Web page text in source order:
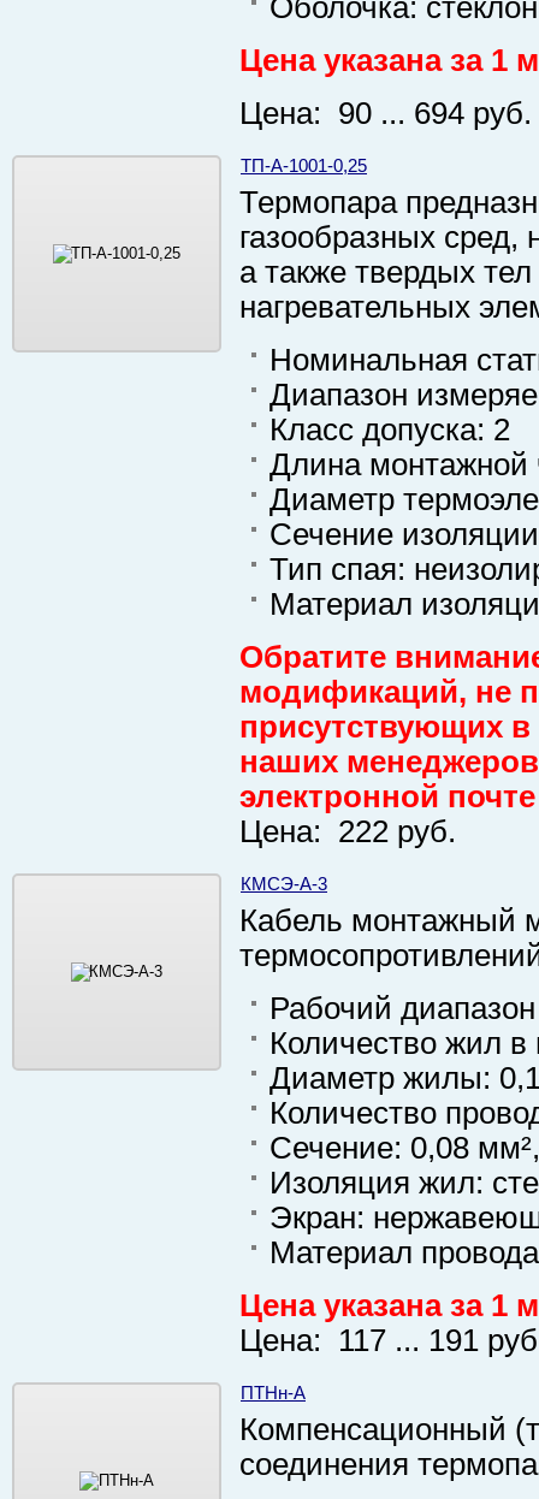
Оболочка:
Цена указана за 1 м
Цена: 90 ... 694 руб.
ТП-А-1001-0,25
Термопара
газообразных сред,
а также твердых
нагревательных
Номинальная
Диапазон
Класс допуска: 2
Длина монтажной
Диаметр
Сечение
Тип спая:
Материал
Обратите
модификаций, не
присутствующих
наших менеджеров
электронной
Цена: 222 руб.
КМСЭ-А-3
Кабель монтажный
Рабочий
Количество жил в
Диаметр жилы:
Количество
Сечение: 0,08
Изоляция жил:
Экран:
Материал
Цена указана за 1 м
Цена: 117 ... 191
ПТНн-А
Компенсационный
соединения